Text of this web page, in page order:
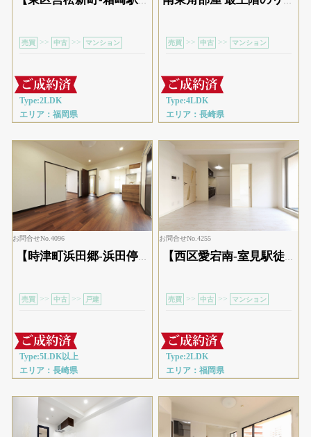
売買 >> 中古 >> マンション
Type:2LDK
エリア：福岡県
売買 >> 中古 >> マンション
Type:4LDK
エリア：長崎県
お問合せNo.4096
【時津町浜田郷-浜田停 停歩4分】外観も中身もオシャレなリノベ済み5LDK戸建て
売買 >> 中古 >> 戸建
Type:5LDK以上
エリア：長崎県
お問合せNo.4255
【西区愛宕南-室見駅徒歩10分】ペット可のリノベ済み2LDK
売買 >> 中古 >> マンション
Type:2LDK
エリア：福岡県